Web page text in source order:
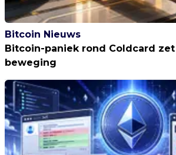
Bitcoin Nieuws
Bitcoin-paniek rond Coldcard zet
beweging